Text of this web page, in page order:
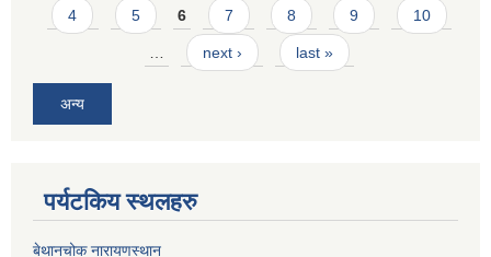
4 5 6 7 8 9 10
… next › last »
अन्य
पर्यटकिय स्थलहरु
बेथानचोक नारायणस्थान